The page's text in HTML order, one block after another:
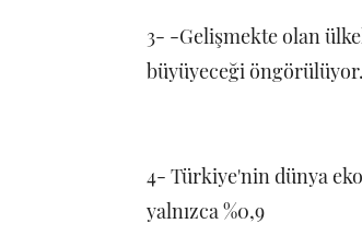
3- -Gelişmekte olan
büyüyeceği öngörülüyor.
4- Türkiye'nin dünya
yalnızca %0,9